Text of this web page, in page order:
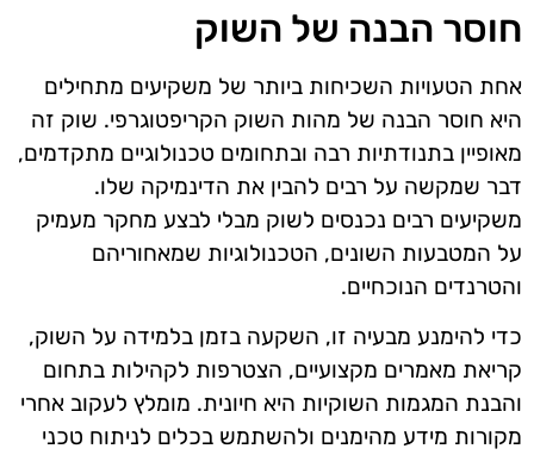
חוסר הבנה של השוק
אחת הטעויות השכיחות ביותר של משקיעים מתחילים
היא חוסר הבנה של מהות השוק הקריפטוגרפי. שוק זה
מאופיין בתנודתיות רבה ובתחומים טכנולוגיים מתקדמים,
דבר שמקשה על רבים להבין את הדינמיקה שלו.
משקיעים רבים נכנסים לשוק מבלי לבצע מחקר מעמיק
על המטבעות השונים, הטכנולוגיות שמאחוריהם
והטרנדים הנוכחיים.
כדי להימנע מבעיה זו, השקעה בזמן בלמידה על השוק,
קריאת מאמרים מקצועיים, הצטרפות לקהילות בתחום
והבנת המגמות השוקיות היא חיונית. מומלץ לעקוב אחרי
מקורות מידע מהימנים ולהשתמש בכלים לניתוח טכני